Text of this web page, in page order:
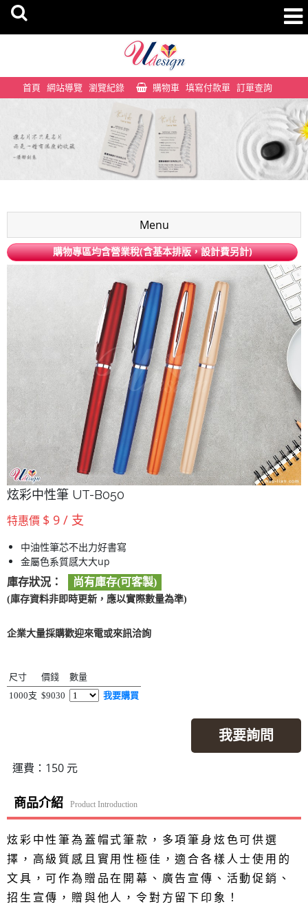
首頁 網站導覽 瀏覽紀錄 購物車 填寫付款單 訂單查詢
Menu
購物專區均含營業稅(含基本排版，設計費另計)
炫彩中性筆 UT-B050
特惠價 $ 9 / 支
中油性筆芯不出力好書寫
金屬色系質感大大up
庫存狀況： 尚有庫存(可客製)
(庫存資料非即時更新，應以實際數量為準)
企業大量採購歡迎來電或來訊洽詢
尺寸 價錢
數量
1000支 $9030 我要購買
我要詢問
運費：150 元
商品介紹 Product Introduction
炫彩中性筆為蓋帽式筆款，多項筆身炫色可供選
擇，高級質感且實用性極佳，適合各樣人士使用的
文具，可作為贈品在開幕、廣告宣傳、活動促銷、
招生宣傳，贈與他人，令對方留下印象！